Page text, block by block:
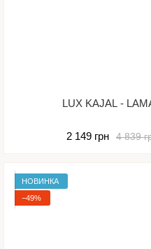
LUX KAJAL -
4 839
2 149 грн
НОВИНКА
−49%